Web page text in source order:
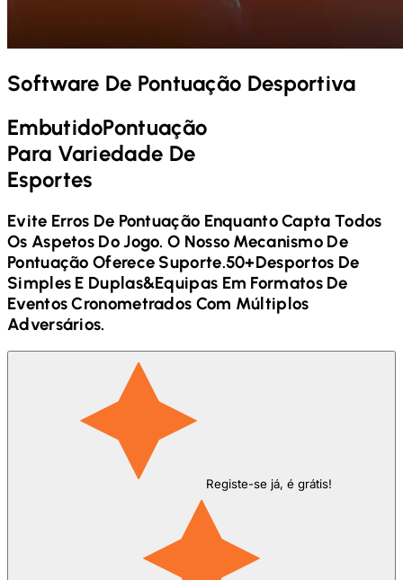
Software De Pontuação Desportiva
EmbutidoPontuação
Para Variedade De
Esportes
Evite Erros De Pontuação Enquanto Capta Todos
Os Aspetos Do Jogo. O Nosso Mecanismo De
Pontuação Oferece Suporte.50+Desportos De
Simples E Duplas&Equipas Em Formatos De
Eventos Cronometrados Com Múltiplos
Adversários.
Registe-se já, é grátis!